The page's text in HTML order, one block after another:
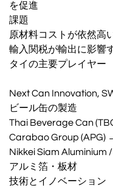
を促進
課題
原材料コストが依然高
輸入関税が輸出に影響
タイの主要プレイヤー
Next Can Innovation,
ビール缶の製造
Thai Beverage Can
Carabao Group (APG)
Nikkei Siam Aluminium
アルミ箔・板材
技術とイノベーション